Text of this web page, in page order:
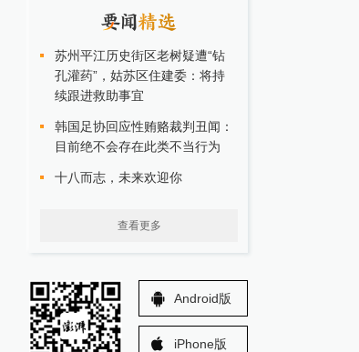
苏州平江历史街区老树疑遭“钻
孔灌药”，姑苏区住建委：将持
续跟进救助事宜
韩国足协回应性贿赂裁判丑闻：
目前绝不会存在此类不当行为
十八而志，未来欢迎你
查看更多
Android版
iPhone版